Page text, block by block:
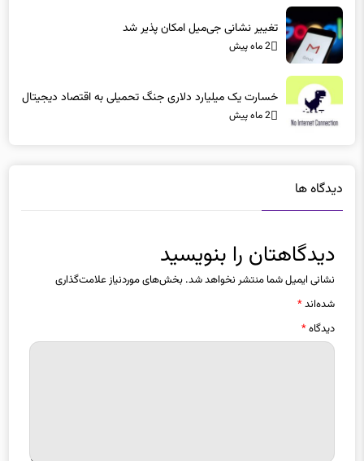
نشانی ایمیل شما منتشر نخواهد شد.بخش‌های موردنیاز علامت‌گذاری
شده‌اند*
دیدگاه*